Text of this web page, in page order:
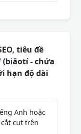
tiêu đề
(biāotí - chứa
hạn độ dài
Anh hoặc
cụt trên